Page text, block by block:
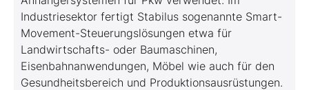
Industriesektor fertigt Stabilus sogenannte Smart-
Movement-Steuerungslösungen etwa für
Landwirtschafts- oder Baumaschinen,
Eisenbahnanwendungen, Möbel wie auch für den
Gesundheitsbereich und Produktionsausrüstungen.